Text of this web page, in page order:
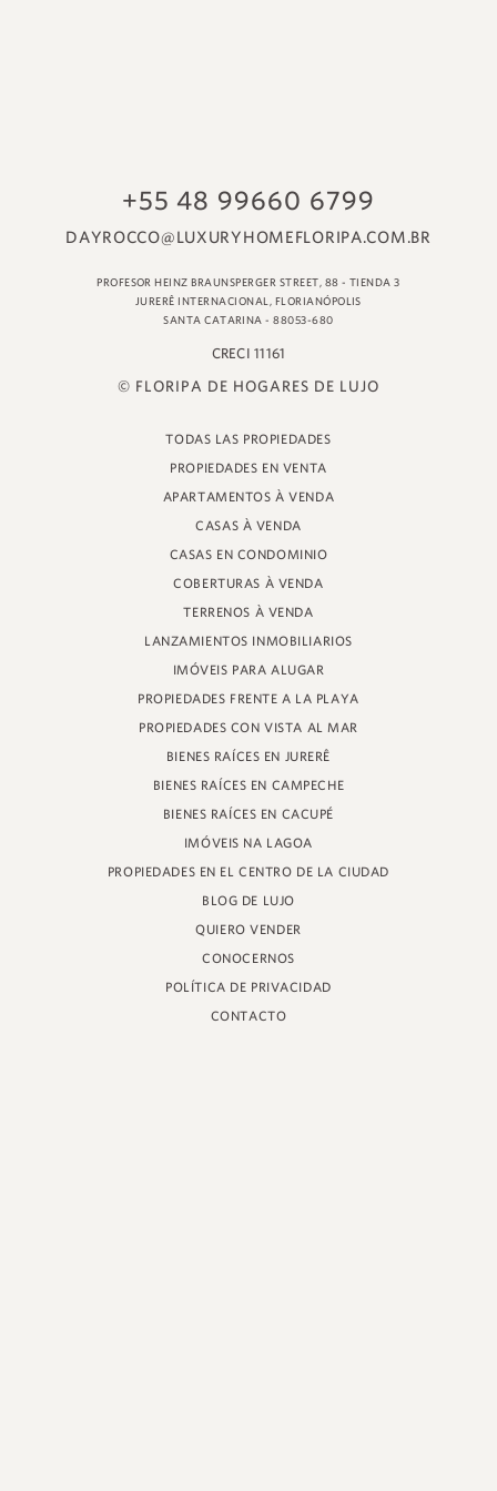
PROFESOR HEINZ BRAUNSPERGER STREET, 88 - TIENDA 3
JURERÊ INTERNACIONAL, FLORIANÓPOLIS
SANTA CATARINA - 88053-680
CRECI 11161
© FLORIPA DE HOGARES DE LUJO
TODAS LAS PROPIEDADES
PROPIEDADES EN VENTA
APARTAMENTOS À VENDA
CASAS À VENDA
CASAS EN CONDOMINIO
COBERTURAS À VENDA
TERRENOS À VENDA
LANZAMIENTOS INMOBILIARIOS
IMÓVEIS PARA ALUGAR
PROPIEDADES FRENTE A LA PLAYA
PROPIEDADES CON VISTA AL MAR
BIENES RAÍCES EN JURERÊ
BIENES RAÍCES EN CAMPECHE
BIENES RAÍCES EN CACUPÉ
IMÓVEIS NA LAGOA
PROPIEDADES EN EL CENTRO DE LA CIUDAD
BLOG DE LUJO
QUIERO VENDER
CONOCERNOS
POLÍTICA DE PRIVACIDAD
CONTACTO